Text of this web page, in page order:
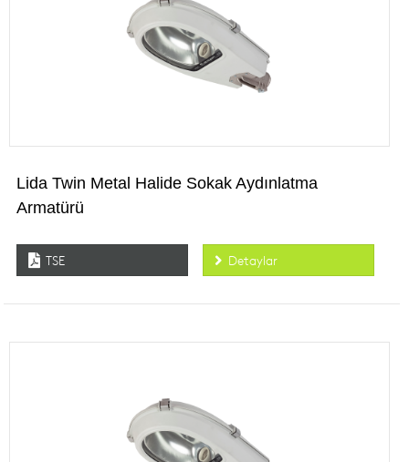
Lida Twin Metal Halide Sokak Aydınlatma
Armatürü
TSE Detaylar